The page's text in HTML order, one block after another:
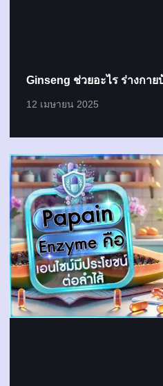
Ginseng ช่วยอะไร ร่างกา
12 เมษายน 2025